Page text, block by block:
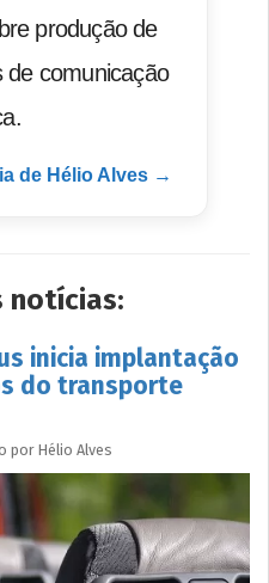
produção de
de comunicação
de Hélio Alves →
notícias:
inicia implantação
do transporte
por Hélio Alves